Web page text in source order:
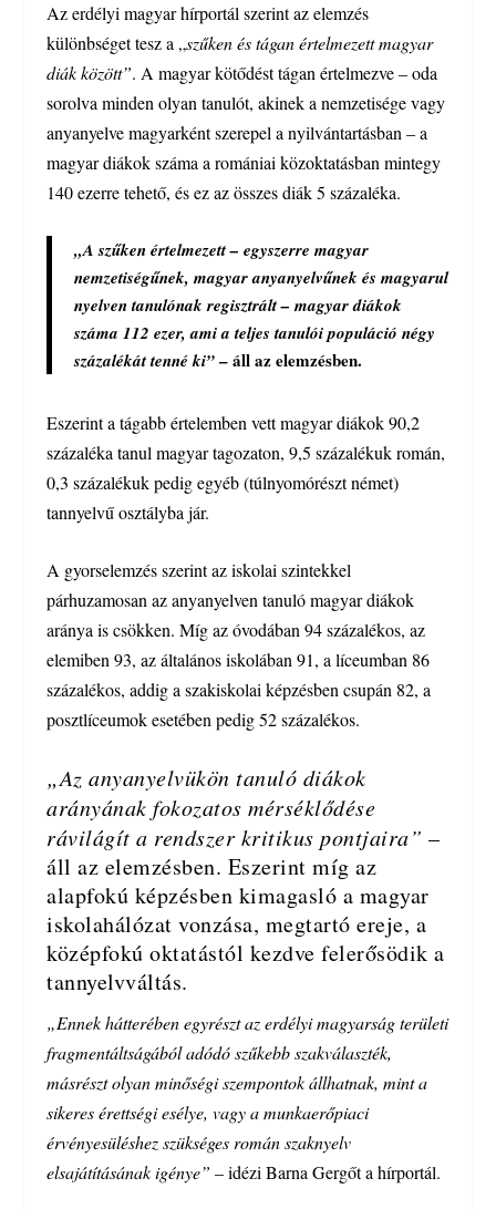
Az erdélyi magyar hírportál szerint az elemzés
különbséget tesz a „szűken és tágan értelmezett magyar
diák között”. A magyar kötődést tágan értelmezve – oda
sorolva minden olyan tanulót, akinek a nemzetisége vagy
anyanyelve magyarként szerepel a nyilvántartásban – a
magyar diákok száma a romániai közoktatásban mintegy
140 ezerre tehető, és ez az összes diák 5 százaléka.
„A szűken értelmezett – egyszerre magyar
nemzetiségűnek, magyar anyanyelvűnek és magyarul
nyelven tanulónak regisztrált – magyar diákok
száma 112 ezer, ami a teljes tanulói populáció négy
százalékát tenné ki”– áll az elemzésben.
Eszerint a tágabb értelemben vett magyar diákok 90,2
százaléka tanul magyar tagozaton, 9,5 százalékuk román,
0,3 százalékuk pedig egyéb (túlnyomórészt német)
tannyelvű osztályba jár.
A gyorselemzés szerint az iskolai szintekkel
párhuzamosan az anyanyelven tanuló magyar diákok
aránya is csökken. Míg az óvodában 94 százalékos, az
elemiben 93, az általános iskolában 91, a líceumban 86
százalékos, addig a szakiskolai képzésben csupán 82, a
posztlíceumok esetében pedig 52 százalékos.
„Az anyanyelvükön tanuló diákok
arányának fokozatos mérséklődése
rávilágít a rendszer kritikus pontjaira” –
áll az elemzésben. Eszerint míg az
alapfokú képzésben kimagasló a magyar
iskolahálózat vonzása, megtartó ereje, a
középfokú oktatástól kezdve felerősödik a
tannyelvváltás.
„Ennek hátterében egyrészt az erdélyi magyarság területi
fragmentáltságából adódó szűkebb szakválaszték,
másrészt olyan minőségi szempontok állhatnak, mint a
sikeres érettségi esélye, vagy a munkaerőpiaci
érvényesüléshez szükséges román szaknyelv
elsajátításának igénye” – idézi Barna Gergőt a hírportál.